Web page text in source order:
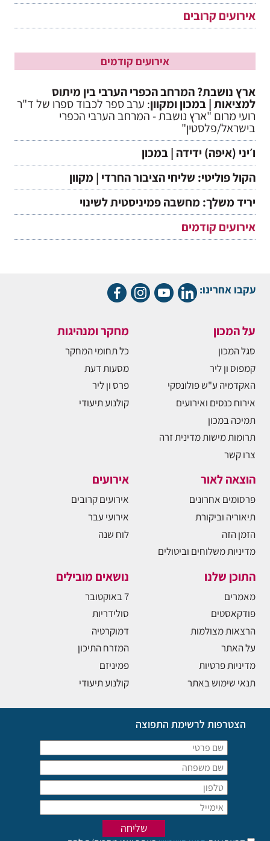
אירועים קרובים
אירועים קודמים
ארץ נושבת? המרחב הכפרי הערבי בין מיתוס
למציאות | במכון ומקוון: ערב ספר לכבוד ספרו של ד"ר
רועי מרום "ארץ נושבת - המרחב הערבי הכפרי
בישראל/פלסטין"
ו׳יני (איפה) ידידה | במכון
הקול פוליטי: שליחי הציבור החרדי | מקוון
יריד משלך: מחשבה פמיניסטית לשינוי
אירועים קודמים
עקבו אחרינו:
על המכון
סגל המכון
קמפוס ון ליר
האקדמיה ע"ש פולונסקי
אירוח כנסים ואירועים
תמיכה במכון
תרומות מישות מדינית זרה
צרו קשר
מחקר ומנהיגות
כל תחומי המחקר
מסעות דעת
פרס ון ליר
קולנוע תיעודי
הוצאה לאור
פרסומים אחרונים
תיאוריה וביקורת
הזמן הזה
מדיניות משלוחים וביטולים
אירועים
אירועים קרובים
אירועי עבר
לוח שנה
התוכן שלנו
מאמרים
פודקאסטים
הרצאות מצולמות
על האתר
מדיניות פרטיות
תנאי שימוש באתר
נושאים מובילים
7 באוקטובר
סולידריות
דמוקרטיה
המזרח התיכון
פמיניזם
קולנוע תיעודי
הצטרפות לרשימת התפוצה